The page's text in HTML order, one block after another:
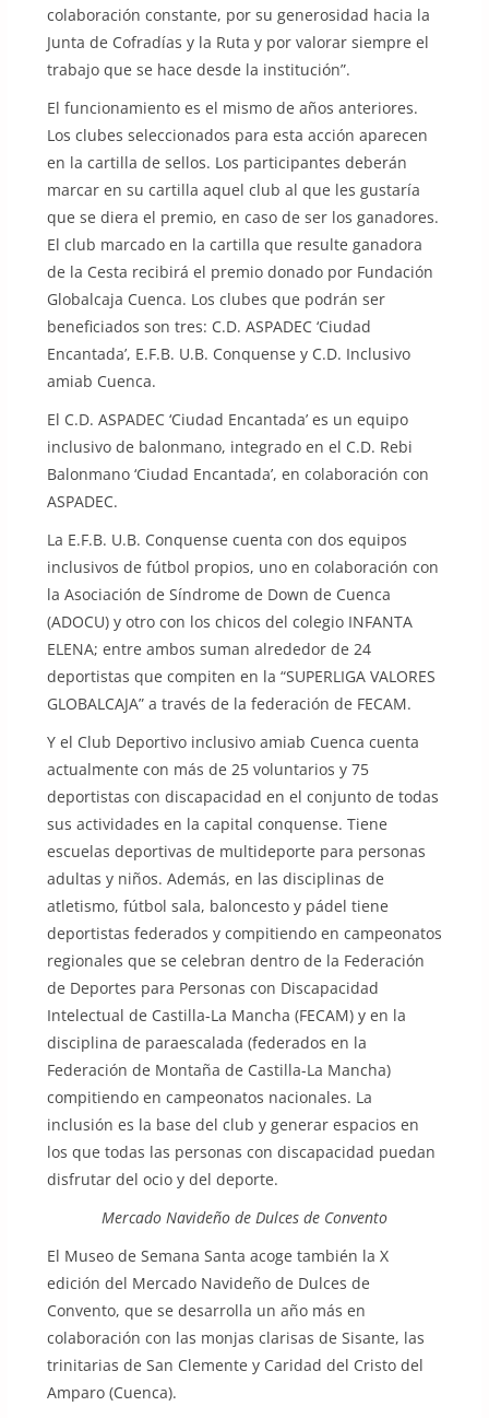
colaboración constante, por su generosidad hacia la
Junta de Cofradías y la Ruta y por valorar siempre el
trabajo que se hace desde la institución”.
El funcionamiento es el mismo de años anteriores.
Los clubes seleccionados para esta acción aparecen
en la cartilla de sellos. Los participantes deberán
marcar en su cartilla aquel club al que les gustaría
que se diera el premio, en caso de ser los ganadores.
El club marcado en la cartilla que resulte ganadora
de la Cesta recibirá el premio donado por Fundación
Globalcaja Cuenca. Los clubes que podrán ser
beneficiados son tres: C.D. ASPADEC ‘Ciudad
Encantada’, E.F.B. U.B. Conquense y C.D. Inclusivo
amiab Cuenca.
El C.D. ASPADEC ‘Ciudad Encantada’ es un equipo
inclusivo de balonmano, integrado en el C.D. Rebi
Balonmano ‘Ciudad Encantada’, en colaboración con
ASPADEC.
La E.F.B. U.B. Conquense cuenta con dos equipos
inclusivos de fútbol propios, uno en colaboración con
la Asociación de Síndrome de Down de Cuenca
(ADOCU) y otro con los chicos del colegio INFANTA
ELENA; entre ambos suman alrededor de 24
deportistas que compiten en la “SUPERLIGA VALORES
GLOBALCAJA” a través de la federación de FECAM.
Y el Club Deportivo inclusivo amiab Cuenca cuenta
actualmente con más de 25 voluntarios y 75
deportistas con discapacidad en el conjunto de todas
sus actividades en la capital conquense. Tiene
escuelas deportivas de multideporte para personas
adultas y niños. Además, en las disciplinas de
atletismo, fútbol sala, baloncesto y pádel tiene
deportistas federados y compitiendo en campeonatos
regionales que se celebran dentro de la Federación
de Deportes para Personas con Discapacidad
Intelectual de Castilla-La Mancha (FECAM) y en la
disciplina de paraescalada (federados en la
Federación de Montaña de Castilla-La Mancha)
compitiendo en campeonatos nacionales. La
inclusión es la base del club y generar espacios en
los que todas las personas con discapacidad puedan
disfrutar del ocio y del deporte.
Mercado Navideño de Dulces de Convento
El Museo de Semana Santa acoge también la X
edición del Mercado Navideño de Dulces de
Convento, que se desarrolla un año más en
colaboración con las monjas clarisas de Sisante, las
trinitarias de San Clemente y Caridad del Cristo del
Amparo (Cuenca).